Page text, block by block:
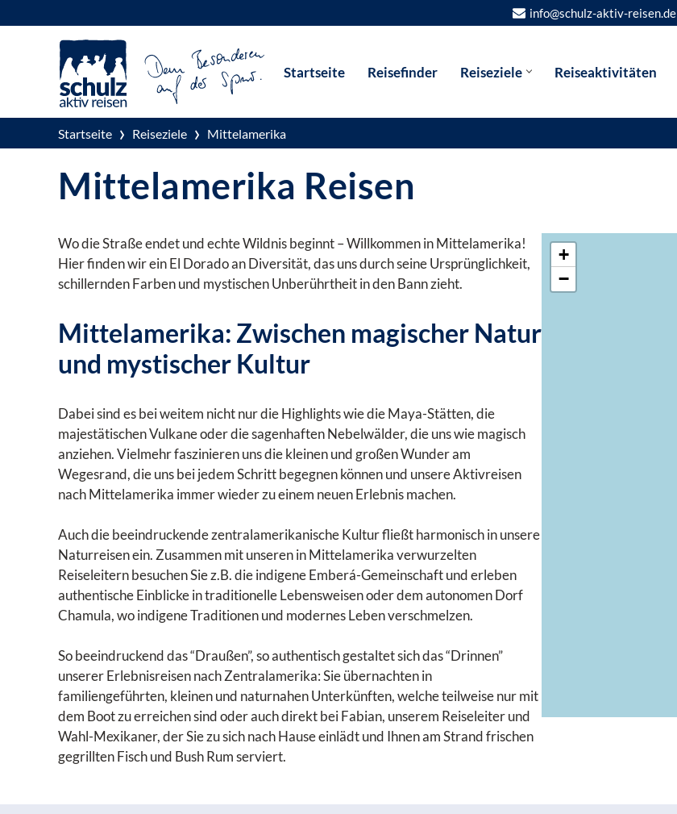
springen
info@schulz-aktiv-reisen.de
Startseite Reisefinder Reiseziele Reiseaktivitäten
Startseite › Reiseziele › Mittelamerika
Mittelamerika Reisen
Wo die Straße endet und echte Wildnis beginnt – Willkommen in Mittelamerika!
Hier finden wir ein El Dorado an Diversität, das uns durch seine Ursprünglichkeit,
schillernden Farben und mystischen Unberührtheit in den Bann zieht.
Mittelamerika: Zwischen magischer Natur
und mystischer Kultur
Dabei sind es bei weitem nicht nur die Highlights wie die Maya-Stätten, die
majestätischen Vulkane oder die sagenhaften Nebelwälder, die uns wie magisch
anziehen. Vielmehr faszinieren uns die kleinen und großen Wunder am
Wegesrand, die uns bei jedem Schritt begegnen können und unsere Aktivreisen
nach Mittelamerika immer wieder zu einem neuen Erlebnis machen.
Auch die beeindruckende zentralamerikanische Kultur fließt harmonisch in unsere
Naturreisen ein. Zusammen mit unseren in Mittelamerika verwurzelten
Reiseleitern besuchen Sie z.B. die indigene Emberá-Gemeinschaft und erleben
authentische Einblicke in traditionelle Lebensweisen oder dem autonomen Dorf
Chamula, wo indigene Traditionen und modernes Leben verschmelzen.
So beeindruckend das “Draußen”, so authentisch gestaltet sich das “Drinnen”
unserer Erlebnisreisen nach Zentralamerika: Sie übernachten in
familiengeführten, kleinen und naturnahen Unterkünften, welche teilweise nur mit
dem Boot zu erreichen sind oder auch direkt bei Fabian, unserem Reiseleiter und
Wahl-Mexikaner, der Sie zu sich nach Hause einlädt und Ihnen am Strand frischen
gegrillten Fisch und Bush Rum serviert.
+
−